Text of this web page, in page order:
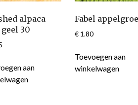
alpaca
30
aan
Fabel
€ 1.80
Toevoegen aan
winkelwagen